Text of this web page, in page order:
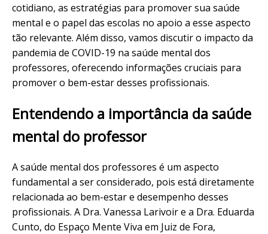
cotidiano, as estratégias para promover sua saúde
mental e o papel das escolas no apoio a esse aspecto
tão relevante. Além disso, vamos discutir o impacto da
pandemia de COVID-19 na saúde mental dos
professores, oferecendo informações cruciais para
promover o bem-estar desses profissionais.
Entendendo a importância da saúde
mental do professor
A saúde mental dos professores é um aspecto
fundamental a ser considerado, pois está diretamente
relacionada ao bem-estar e desempenho desses
profissionais. A Dra. Vanessa Larivoire a Dra. Eduarda
Cunto, do Espaço Mente Viva em Juiz de Fora,